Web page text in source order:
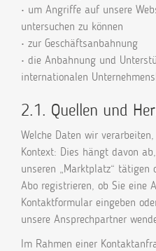
• um Angriffe auf unsere
untersuchen zu können
• zur Geschäftsanbahnung
• die Anbahnung und
internationalen
2.1. Quellen und
Welche Daten wir
Kontext: Dies hängt davon
unseren „Marktplatz“
Abo registrieren, ob Sie eine
Kontaktformular eingeben
unsere Ansprechpartner
Im Rahmen einer